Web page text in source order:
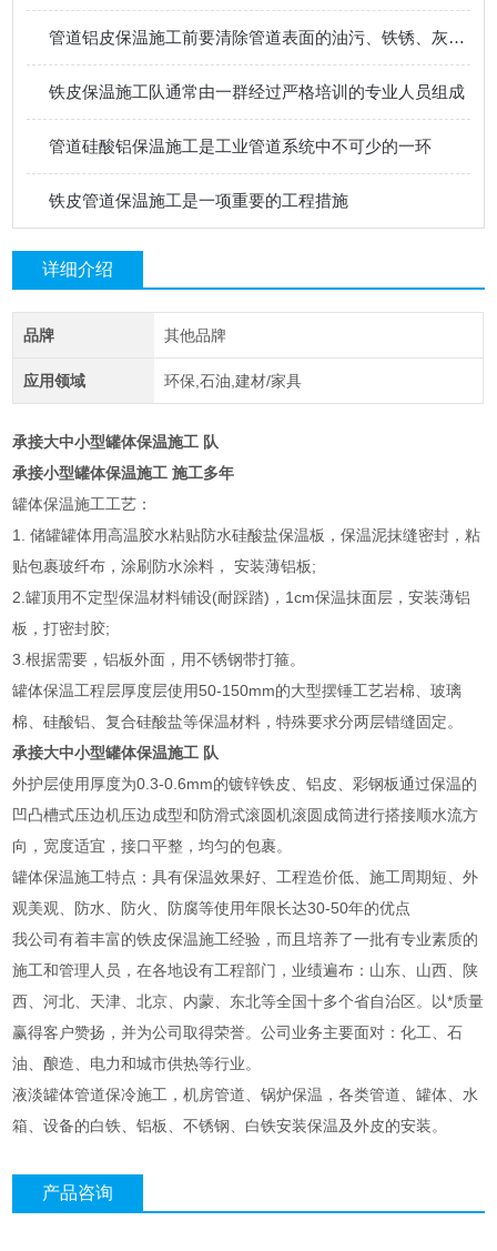
管道铝皮保温施工前要清除管道表面的油污、铁锈、灰尘等杂物
铁皮保温施工队通常由一群经过严格培训的专业人员组成
管道硅酸铝保温施工是工业管道系统中不可少的一环
铁皮管道保温施工是一项重要的工程措施
详细介绍
品牌 其他品牌
应用领域 环保,石油,建材/家具
承接大中小型罐体保温施工 队
承接小型罐体保温施工 施工多年
罐体保温施工工艺：
1. 储罐罐体用高温胶水粘贴防水硅酸盐保温板，保温泥抹缝密封，粘
贴包裹玻纤布，涂刷防水涂料， 安装薄铝板;
2.罐顶用不定型保温材料铺设(耐踩踏)，1cm保温抹面层，安装薄铝
板，打密封胶;
3.根据需要，铝板外面，用不锈钢带打箍。
罐体保温工程层厚度层使用50-150mm的大型摆锤工艺岩棉、玻璃
棉、硅酸铝、复合硅酸盐等保温材料，特殊要求分两层错缝固定。
承接大中小型罐体保温施工 队
外护层使用厚度为0.3-0.6mm的镀锌铁皮、铝皮、彩钢板通过保温的
凹凸槽式压边机压边成型和防滑式滚圆机滚圆成筒进行搭接顺水流方
向，宽度适宜，接口平整，均匀的包裹。
罐体保温施工特点：具有保温效果好、工程造价低、施工周期短、外
观美观、防水、防火、防腐等使用年限长达30-50年的优点
我公司有着丰富的铁皮保温施工经验，而且培养了一批有专业素质的
施工和管理人员，在各地设有工程部门，业绩遍布：山东、山西、陕
西、河北、天津、北京、内蒙、东北等全国十多个省自治区。以*质量
赢得客户赞扬，并为公司取得荣誉。公司业务主要面对：化工、石
油、酿造、电力和城市供热等行业。
液淡罐体管道保冷施工，机房管道、锅炉保温，各类管道、罐体、水
箱、设备的白铁、铝板、不锈钢、白铁安装保温及外皮的安装。
产品咨询